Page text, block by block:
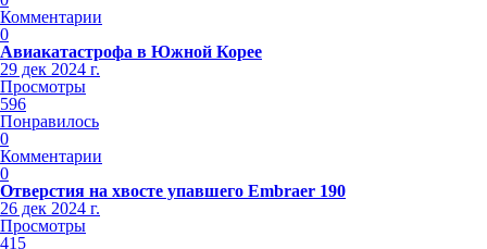
Комментарии
0
Авиакатастрофа в Южной Корее
29 дек 2024 г.
Просмотры
596
Понравилось
0
Комментарии
0
Отверстия на хвосте упавшего Embraer 190
26 дек 2024 г.
Просмотры
415